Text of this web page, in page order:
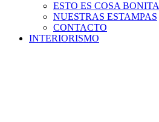
ESTO ES COSA BONITA
NUESTRAS ESTAMPAS
CONTACTO
INTERIORISMO